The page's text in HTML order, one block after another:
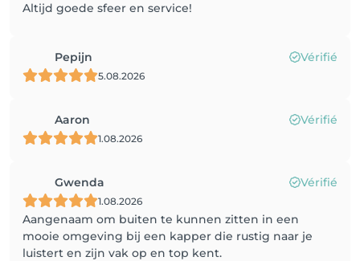
Altijd goede sfeer en service!
Pepijn Vérifié
5.08.2026
Aaron Vérifié
1.08.2026
Gwenda Vérifié
1.08.2026
Aangenaam om buiten te kunnen zitten in een
mooie omgeving bij een kapper die rustig naar je
luistert en zijn vak op en top kent.